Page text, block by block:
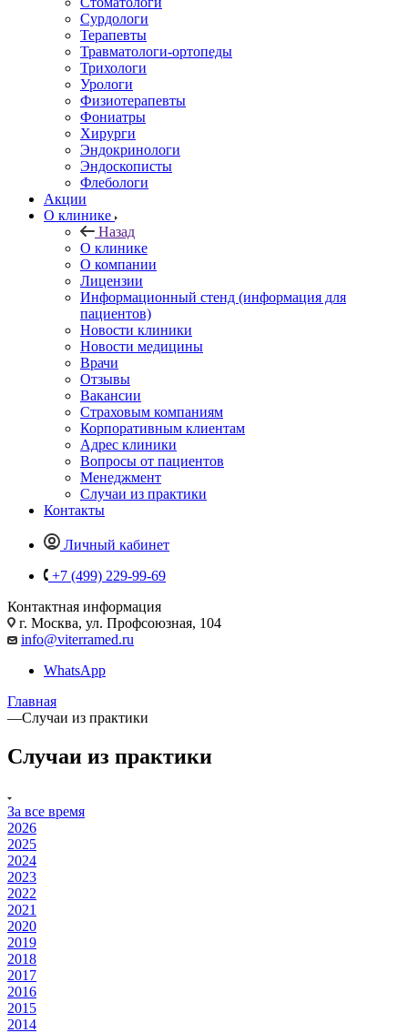
Сурдологи
Терапевты
Травматологи-ортопеды
Трихологи
Урологи
Физиотерапевты
Фониатры
Хирурги
Эндокринологи
Эндоскописты
Флебологи
Акции
О клинике
Назад
О клинике
О компании
Лицензии
Информационный стенд (информация для
пациентов)
Новости клиники
Новости медицины
Врачи
Отзывы
Вакансии
Страховым компаниям
Корпоративным клиентам
Адрес клиники
Вопросы от пациентов
Менеджмент
Случаи из практики
Контакты
Личный кабинет
+7 (499) 229-99-69
Контактная информация
г. Москва, ул. Профсоюзная, 104
info@viterramed.ru
WhatsApp
Главная
—Случаи из практики
Случаи из практики
За все время
2026
2025
2024
2023
2022
2021
2020
2019
2018
2017
2016
2015
2014